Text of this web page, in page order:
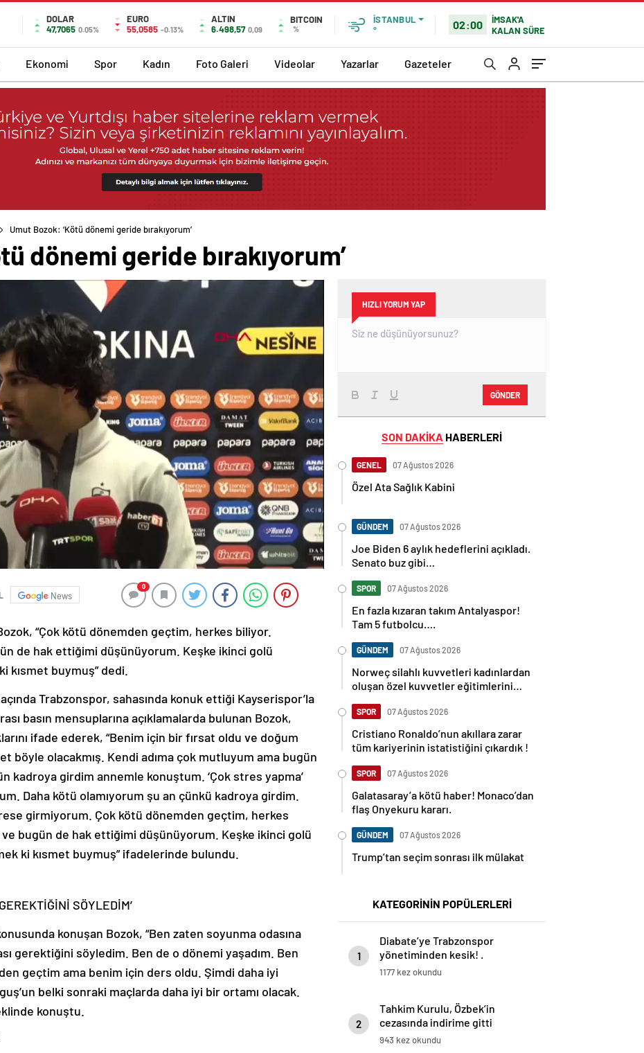
DOLAR
47,7065 0.05%
EURO
55,0585 -0.13%
ALTIN
6.498,57 0,09
BITCOIN
%
İSTANBUL
°
02:00
İMSAK'A
KALAN SÜRE
Ekonomi Spor Kadın Foto Galeri Videolar Yazarlar Gazeteler
Umut Bozok: ‘Kötü dönemi geride bırakıyorum’
dönemi geride bırakıyorum’
News
0
“Çok kötü dönemden geçtim, herkes biliyor.
de hak ettiğimi düşünüyorum. Keşke ikinci golü
kısmet buymuş” dedi.
Trabzonspor, sahasında konuk ettiği Kayserispor’la
basın mensuplarına açıklamalarda bulunan Bozok,
ifade ederek, “Benim için bir fırsat oldu ve doğum
böyle olacakmış. Kendi adıma çok mutluyum ama bugün
kadroya girdim annemle konuştum. ‘Çok stres yapma’
Daha kötü olamıyorum şu an çünkü kadroya girdim.
girmiyorum. Çok kötü dönemden geçtim, herkes
bugün de hak ettiğimi düşünüyorum. Keşke ikinci golü
ki kısmet buymuş” ifadelerinde bulundu.
SÖYLEDİM’
konuşan Bozok, “Ben zaten soyunma odasına
gerektiğini söyledim. Ben de o dönemi yaşadım. Ben
geçtim ama benim için ders oldu. Şimdi daha iyi
belki sonraki maçlarda daha iyi bir ortamı olacak.
konuştu.
HIZLI YORUM YAP
GÖNDER
SON DAKİKA HABERLERİ
GENEL 07 Ağustos 2026
Özel Ata Sağlık Kabini
GÜNDEM 07 Ağustos 2026
Joe Biden 6 aylık hedeflerini açıkladı.
Senato buz gibi…
SPOR 07 Ağustos 2026
En fazla kızaran takım Antalyaspor!
Tam 5 futbolcu….
GÜNDEM 07 Ağustos 2026
Norweç silahlı kuvvetleri kadınlardan
oluşan özel kuvvetler eğitimlerini
SPOR 07 Ağustos 2026
Cristiano Ronaldo’nun akıllara zarar
tüm kariyerinin istatistiğini çıkardık !
SPOR 07 Ağustos 2026
Galatasaray’a kötü haber! Monaco’dan
flaş Onyekuru kararı.
GÜNDEM 07 Ağustos 2026
Trump’tan seçim sonrası ilk mülakat
KATEGORİNİN POPÜLERLERİ
1
Diabate’ye Trabzonspor
yönetiminden kesik! .
1177 kez okundu
2
Tahkim Kurulu, Özbek’in
cezasında indirime gitti
943 kez okundu